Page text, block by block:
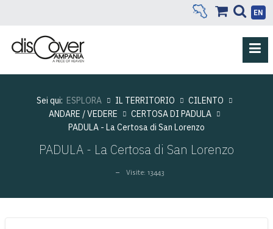
EN
Sei qui: ESPLORA IL TERRITORIO
CILENTO
ANDARE / VEDERE
CERTOSA DI PADULA
PADULA - La Certosa di San Lorenzo
PADULA - La Certosa di San Lorenzo
Visite: 13443